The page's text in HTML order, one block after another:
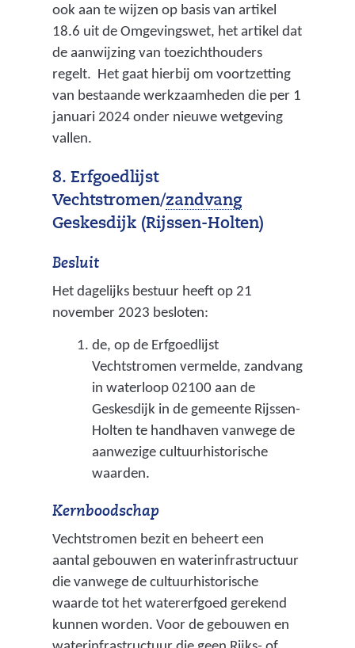
ook aan te wijzen op basis van artikel
18.6 uit de Omgevingswet, het artikel dat
de aanwijzing van toezichthouders
regelt. Het gaat hierbij om voortzetting
van bestaande werkzaamheden die per 1
januari 2024 onder nieuwe wetgeving
vallen.
8. Erfgoedlijst
Vechtstromen/zandvang(
l
a
v
e
r
b
r
n
g
v
n
Geskesdijk (Rijssen-Holten)
Besluit
Het dagelijks bestuur heeft op 21
november 2023 besloten:
de, op de Erfgoedlijst
Vechtstromen vermelde, zandvang
in waterloop 02100 aan de
Geskesdijk in de gemeente Rijssen-
Holten te handhaven vanwege de
aanwezige cultuurhistorische
waarden.
Kernboodschap
Vechtstromen bezit en beheert een
aantal gebouwen en waterinfrastructuur
die vanwege de cultuurhistorische
waarde tot het watererfgoed gerekend
kunnen worden. Voor de gebouwen en